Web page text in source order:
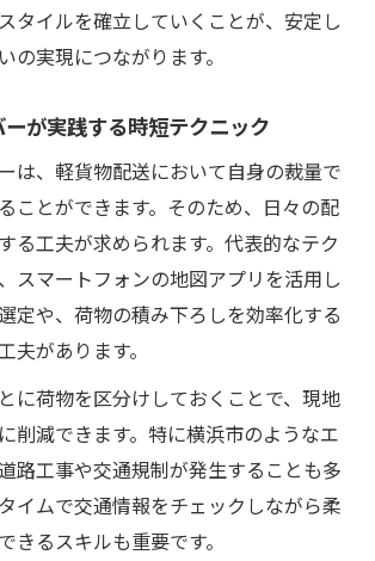
タイルを確立していくことが、安定し
の実現につながります。
が実践する時短テクニック
は、軽貨物配送において自身の裁量で
ことができます。そのため、日々の配
る工夫が求められます。代表的なテク
スマートフォンの地図アプリを活用し
定や、荷物の積み下ろしを効率化する
夫があります。
に荷物を区分けしておくことで、現地
削減できます。特に横浜市のようなエ
路工事や交通規制が発生することも多
イムで交通情報をチェックしながら柔
きるスキルも重要です。